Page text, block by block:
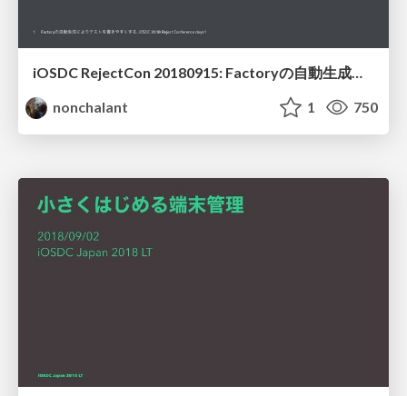
iOSDC RejectCon 20180915: Factoryの自動生成によりテストを書きやすくする
nonchalant
1 750